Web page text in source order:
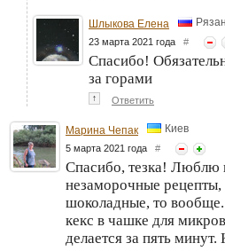
Шлыкова Елена
23 марта 2021 года #
Спасибо!
за горами
↑ Ответить
Марина Чепак Киев
5 марта 2021 года #
Спасибо, тезка! Люблю
незаморочные
шоколадные, то
кекс в чашке для
делается за пять